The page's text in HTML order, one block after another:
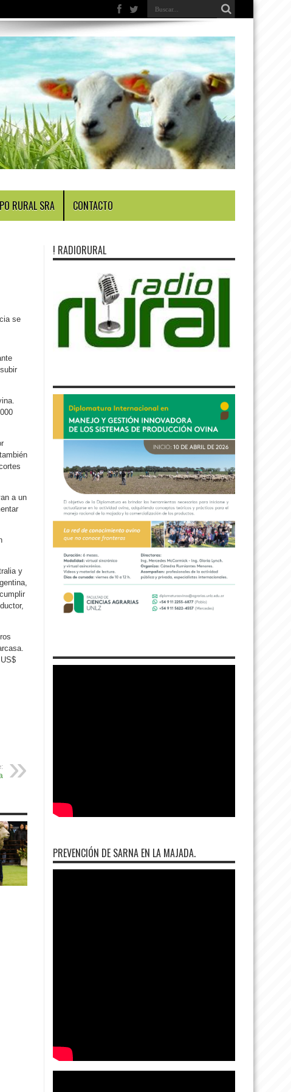
RURAL SRA CONTACTO
se
a un
y
! RADIORURAL
PREVENCIÓN DE SARNA EN LA MAJADA.